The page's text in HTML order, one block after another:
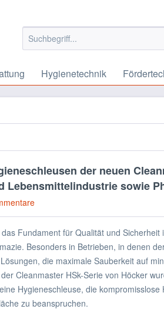
Hygienetechnik
der neuen
Lebensmittelindustrie sowie
Fundament für Qualität und
Besonders in Betrieben, in denen
die maximale Sauberkeit auf
Cleanmaster HSk-Serie von Höcker
Hygieneschleuse, die
zu beanspruchen.